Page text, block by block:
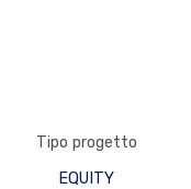
Tipo progetto
EQUITY